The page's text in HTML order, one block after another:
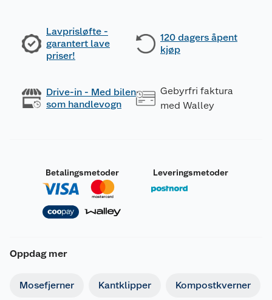
Lavprisløfte -
garantert lave
priser!
120 dagers åpent
kjøp
Drive-in - Med bilen
som handlevogn
Gebyrfri faktura
med Walley
Betalingsmetoder Leveringsmetoder
Oppdag mer
Mosefjerner Kantklipper Kompostkverner